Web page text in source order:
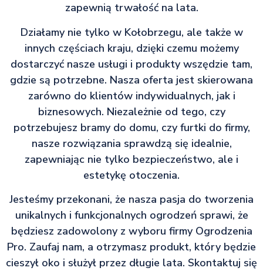
zapewnią trwałość na lata.
Działamy nie tylko w Kołobrzegu, ale także w
innych częściach kraju, dzięki czemu możemy
dostarczyć nasze usługi i produkty wszędzie tam,
gdzie są potrzebne. Nasza oferta jest skierowana
zarówno do klientów indywidualnych, jak i
biznesowych. Niezależnie od tego, czy
potrzebujesz bramy do domu, czy furtki do firmy,
nasze rozwiązania sprawdzą się idealnie,
zapewniając nie tylko bezpieczeństwo, ale i
estetykę otoczenia.
Jesteśmy przekonani, że nasza pasja do tworzenia
unikalnych i funkcjonalnych ogrodzeń sprawi, że
będziesz zadowolony z wyboru firmy Ogrodzenia
Pro. Zaufaj nam, a otrzymasz produkt, który będzie
cieszył oko i służył przez długie lata. Skontaktuj się